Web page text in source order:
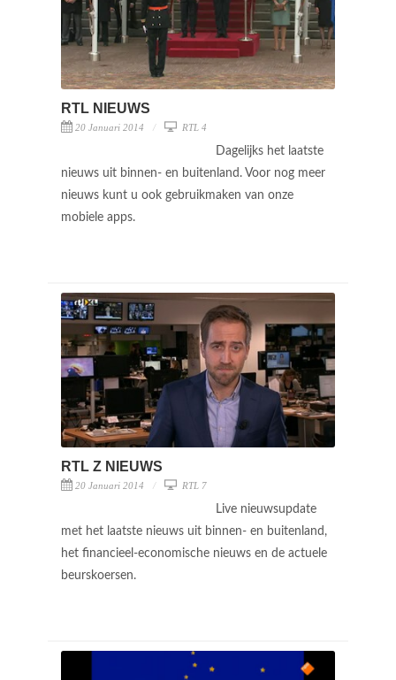
RTL NIEUWS
20 Januari 2014 RTL 4
Dagelijks het laatste
nieuws uit binnen- en buitenland. Voor nog meer
nieuws kunt u ook gebruikmaken van onze
mobiele apps.
RTL Z NIEUWS
20 Januari 2014 RTL 7
Live nieuwsupdate
met het laatste nieuws uit binnen- en buitenland,
het financieel-economische nieuws en de actuele
beurskoersen.